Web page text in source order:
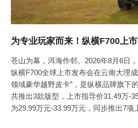
苍山为幕，洱海作邻。2026年8月6日
纵横F700全球上市发布会在云南大理
领域豪华越野皮卡”，是纵横品牌旗下
共推出3款版型，上市指导价31.49万-
为29.99万元-33.99万元，同步推出7项